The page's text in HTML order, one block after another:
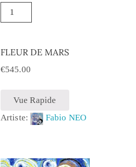
FLEUR DE MARS
€545.00
Vue Rapide
Artiste:
Fabio NEO